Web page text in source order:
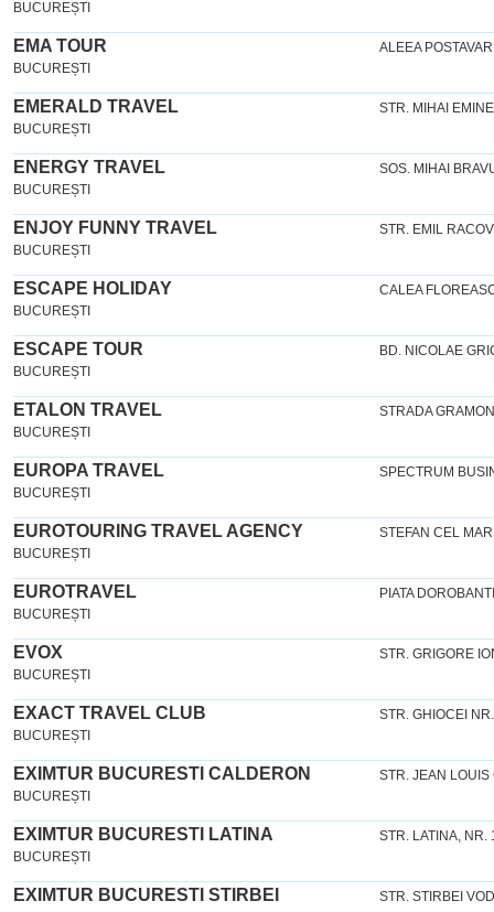
BUCUREȘTI
EMA TOUR
BUCUREȘTI
ALEEA
EMERALD TRAVEL
BUCUREȘTI
STR. MIHAI
ENERGY TRAVEL
BUCUREȘTI
SOS. MIHAI
ENJOY FUNNY TRAVEL
BUCUREȘTI
STR. EMIL
ESCAPE HOLIDAY
BUCUREȘTI
CALEA
ESCAPE TOUR
BUCUREȘTI
BD. NICOLAE
ETALON TRAVEL
BUCUREȘTI
STRADA
EUROPA TRAVEL
BUCUREȘTI
SPECTRUM
EUROTOURING TRAVEL AGENCY
BUCUREȘTI
STEFAN CEL
EUROTRAVEL
BUCUREȘTI
PIATA
EVOX
BUCUREȘTI
STR. GRIGORE
EXACT TRAVEL CLUB
BUCUREȘTI
STR. GHIOCEI
EXIMTUR BUCURESTI CALDERON
BUCUREȘTI
STR. JEAN
EXIMTUR BUCURESTI LATINA
BUCUREȘTI
STR. LATINA, NR.
EXIMTUR BUCURESTI STIRBEI STR. STIRBEI